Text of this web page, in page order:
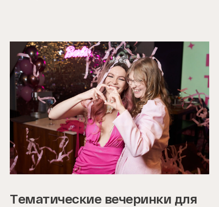
Тематические вечеринки для